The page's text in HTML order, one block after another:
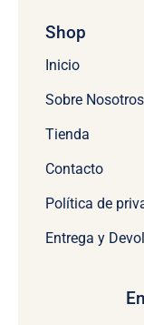
Shop
Inicio
Sobre Nosotros
Tienda
Contacto
Política de
Entrega y